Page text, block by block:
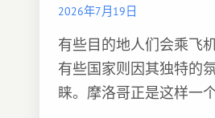
2026年7月19日
有些目的地人们会乘飞
有些国家则因其独特的
睐。摩洛哥正是这样一个